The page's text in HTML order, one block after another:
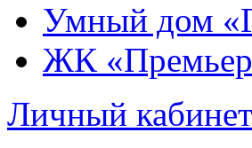
Умный дом
ЖК
Личный кабинет